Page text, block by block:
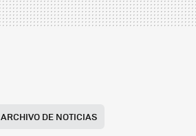
ARCHIVO DE NOTICIAS